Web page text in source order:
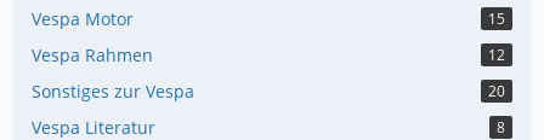
Vespa Motor 15
Vespa Rahmen 12
Sonstiges zur Vespa 20
Vespa Literatur 8